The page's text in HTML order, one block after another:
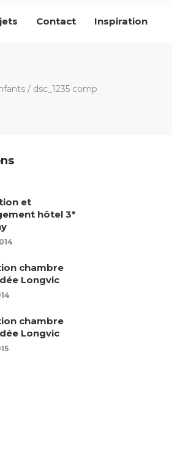
Contact Inspiration
/ dsc_1235 comp
et
hôtel 3*
chambre
Longvic
chambre
Longvic